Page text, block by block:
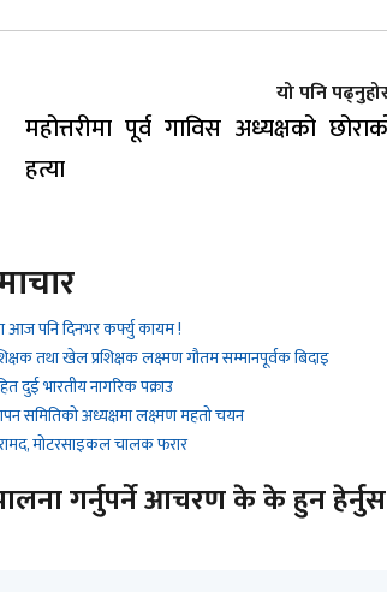
यो पनि
महोत्तरीमा पूर्व गाविस अध्यक्षको
हत्या
आज पनि दिनभर कर्फ्यु कायम !
तथा खेल प्रशिक्षक लक्ष्मण गौतम सम्मानपूर्वक बिदाइ
दुई भारतीय नागरिक पक्राउ
समितिको अध्यक्षमा लक्ष्मण महतो चयन
मोटरसाइकल चालक फरार
गर्नुपर्ने आचरण के के हुन हेर्नुस